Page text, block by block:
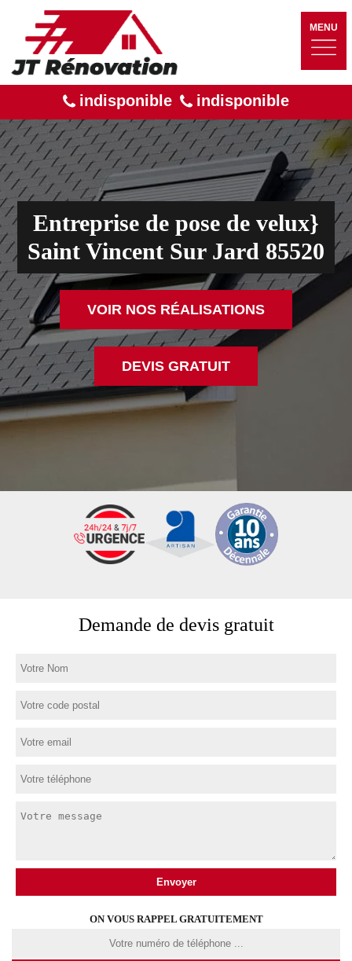
MENU
indisponible indisponible
Entreprise de pose de velux}
Saint Vincent Sur Jard 85520
VOIR NOS RÉALISATIONS
DEVIS GRATUIT
Demande de devis gratuit
ON VOUS RAPPEL GRATUITEMENT